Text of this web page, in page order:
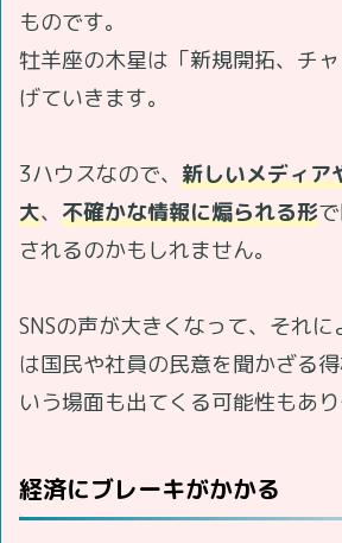
ものです。
牡羊座の木星は「新規開拓、チ
げていきます。
3ハウスなので、 新しいメディア
大、 不確かな情報に煽られる形
されるのかもしれません。
SNSの声が大きくなって、それ
は国民や社員の民意を聞かざる
いう場面も出てくる可能性もあり
経済にブレーキがかかる